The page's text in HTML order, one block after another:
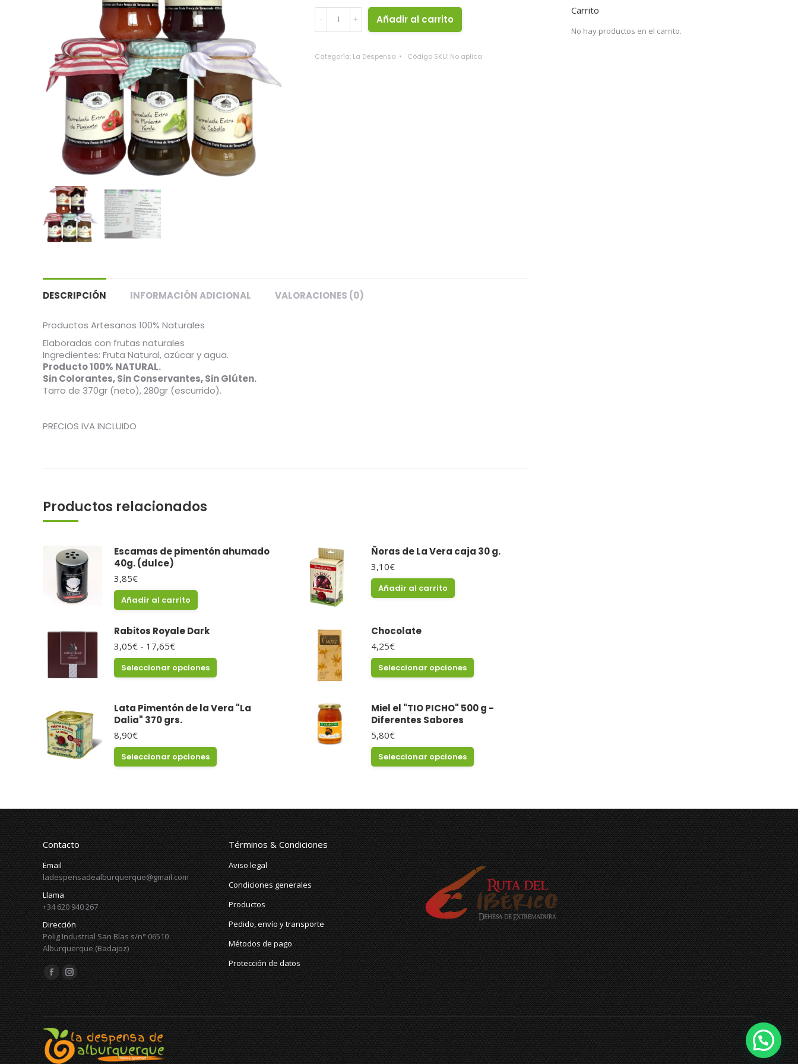
Mermeladas
"Sabores
del
-
Añadir al carrito
Categoría: La Despensa Código SKU: No aplica
DESCRIPCIÓN INFORMACIÓN ADICIONAL VALORACIONES (0)
Productos Artesanos 100% Naturales
Elaboradas con frutas naturales
Ingredientes: Fruta Natural, azúcar y agua.
Producto 100% NATURAL.
Sin Colorantes, Sin Conservantes, Sin Glúten.
Tarro de 370gr (neto), 280gr (escurrido).
PRECIOS IVA INCLUIDO
Productos relacionados
Escamas de pimentón ahumado
40g. (dulce)
3,85€
Añadir al carrito
Ñoras de La Vera caja 30 g.
3,10€
Añadir al carrito
Rabitos Royale Dark
3,05€ - 17,65€Rango
de
precios:
desde
hasta
17,65€
Seleccionar opciones Este
producto
variantes.
se
elegir
de
producto
Chocolate
4,25€
Seleccionar opciones Este
producto
variantes.
se
elegir
de
producto
Lata Pimentón de la Vera "La
Dalia" 370 grs.
8,90€
Seleccionar opciones Este
producto
Las
opciones
se
pueden
elegir
en
la
página
de
producto
Miel el "TIO PICHO" 500 g -
Diferentes Sabores
5,80€
Seleccionar opciones Este
producto
Las
opciones
se
pueden
elegir
en
la
página
de
producto
Carrito
No hay productos en el carrito.
Contacto
Email
ladespensadealburquerque@gmail.com
Llama
+34 620 940 267
Dirección
Polig Industrial San Blas s/n° 06510
Alburquerque (Badajoz)
Encuéntranos en:
Facebook
page
opens
in
new
window
Instagram
page
opens
in
new
window
Términos & Condiciones
Aviso legal
Condiciones generales
Productos
Pedido, envío y transporte
Métodos de pago
Protección de datos